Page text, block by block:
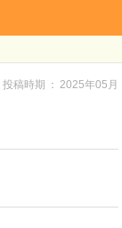
投稿時期 2025年05月